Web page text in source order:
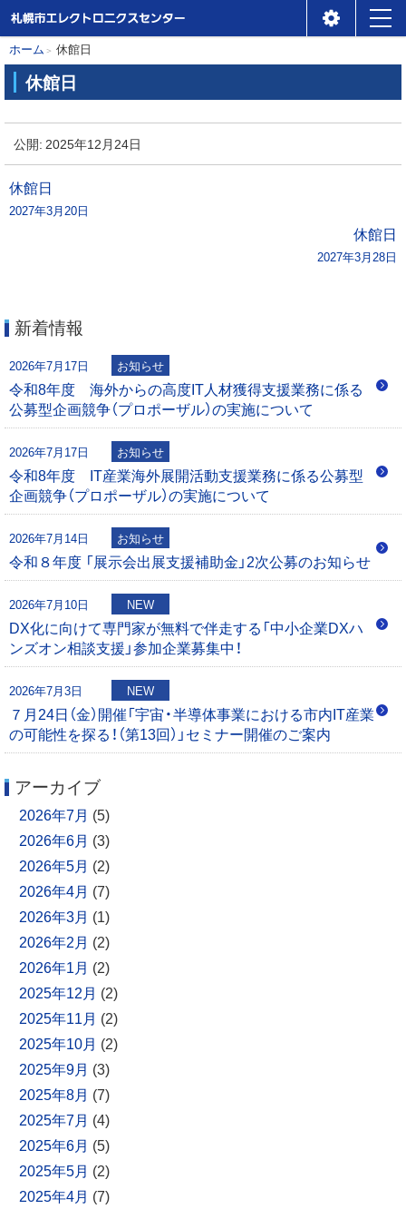
本
へ
札幌市エレクトロニクスセ
ンター
ニ
ュ
ー
現
在
位
置
の
階
層
ホーム 休館日
休館日
休
館
日
公開:2025年12月24日
投
ー
シ
ョ
ン
休館日
2027年3月20日
休館日
2027年3月28日
新着情報
2026年7月17日 お知らせ
令和8年度 海外からの高度IT人材獲得支援業務に係る
公募型企画競争（プロポーザル）の実施について
2026年7月17日 お知らせ
令和8年度 IT産業海外展開活動支援業務に係る公募型
企画競争（プロポーザル）の実施について
2026年7月14日 お知らせ
令和８年度 「展示会出展支援補助金」2次公募のお知らせ
2026年7月10日 NEW
DX化に向けて専門家が無料で伴走する「中小企業DXハ
ンズオン相談支援」参加企業募集中！
2026年7月3日 NEW
７月24日（金）開催「宇宙・半導体事業における市内IT産業
の可能性を探る！（第13回）」セミナー開催のご案内
アーカイブ
2026年7月 (5)
2026年6月 (3)
2026年5月 (2)
2026年4月 (7)
2026年3月 (1)
2026年2月 (2)
2026年1月 (2)
2025年12月 (2)
2025年11月 (2)
2025年10月 (2)
2025年9月 (3)
2025年8月 (7)
2025年7月 (4)
2025年6月 (5)
2025年5月 (2)
2025年4月 (7)